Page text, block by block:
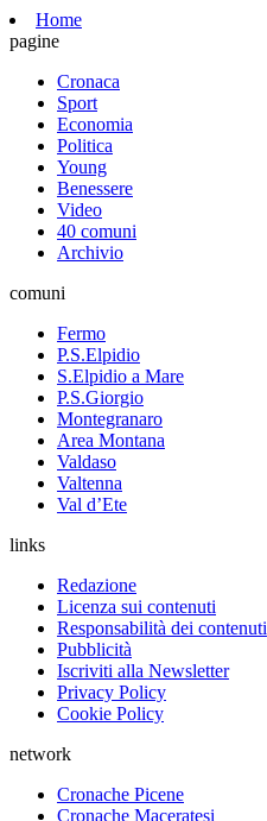
Home
pagine
Cronaca
Sport
Economia
Politica
Young
Benessere
Video
40 comuni
Archivio
comuni
Fermo
P.S.Elpidio
S.Elpidio a Mare
P.S.Giorgio
Montegranaro
Area Montana
Valdaso
Valtenna
Val d’Ete
links
Redazione
Licenza sui contenuti
Responsabilità dei contenuti
Pubblicità
Iscriviti alla Newsletter
Privacy Policy
Cookie Policy
network
Cronache Picene
Cronache Maceratesi